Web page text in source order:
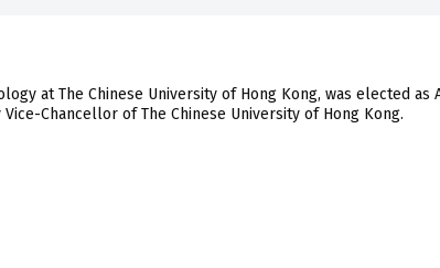
at The Chinese University of Hong Kong, was elected as
Chancellor of The Chinese University of Hong Kong.